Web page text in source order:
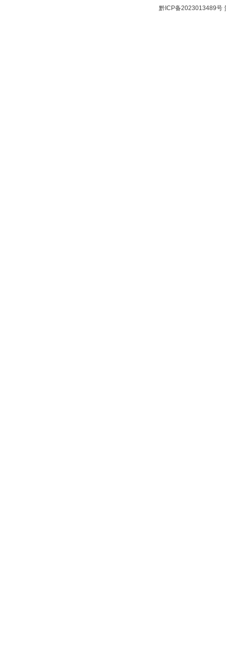
黔ICP备2023013489号